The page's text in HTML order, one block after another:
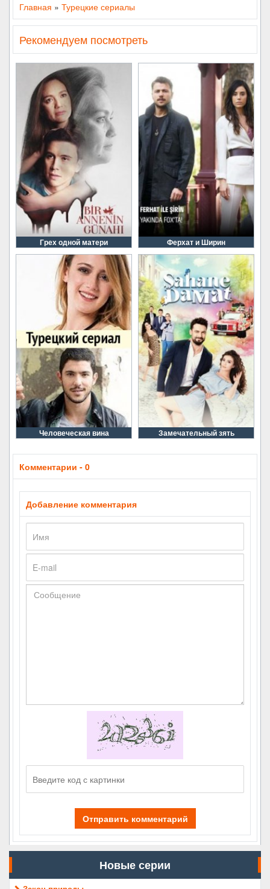
Главная » Турецкие сериалы
Рекомендуем посмотреть
Грех одной матери Ферхат и Ширин
Человеческая вина Замечательный зять
Комментарии - 0
Добавление комментария
Отправить комментарий
Новые серии